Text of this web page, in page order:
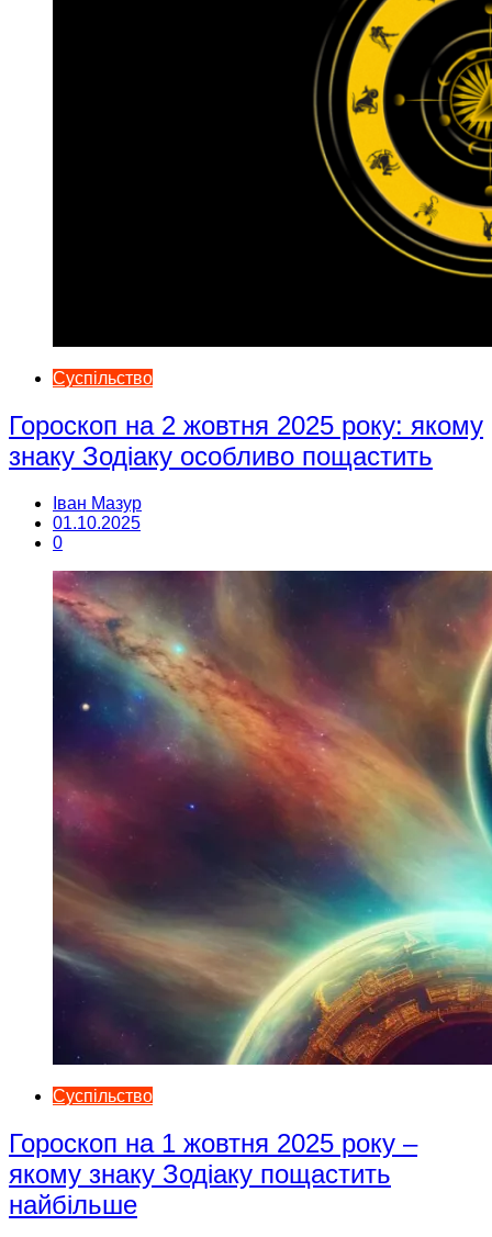
Суспільство
Гороскоп на 2 жовтня 2025 року: якому
знаку Зодіаку особливо пощастить
Іван Мазур
01.10.2025
0
Суспільство
Гороскоп на 1 жовтня 2025 року –
якому знаку Зодіаку пощастить
найбільше